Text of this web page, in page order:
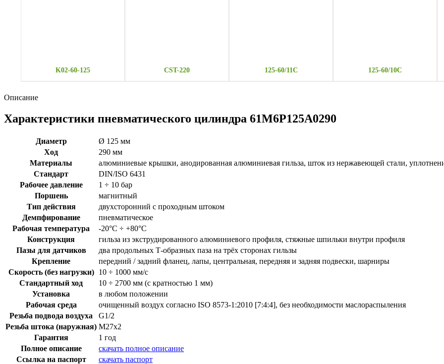
K02-60-125 CST-220 125-60/11C 125-60/10C
Описание
Характеристики пневматического цилиндра 61M6P125A0290
Диаметр
Ø 125 мм
Ход
290 мм
Материалы
алюминиевые крышки, анодированная алюминиевая гильза, шток из нержавеющей стали,
Стандарт
DIN/ISO 6431
Рабочее давление
1 ÷ 10 бар
Поршень
магнитный
Тип действия
двухсторонний с проходным штоком
Демпфирование
пневматическое
Рабочая температура
-20°C ÷ +80°C
Конструкция
гильза из экструдированного алюминиевого профиля, стяжные шпильки внутри профиля
Пазы для датчиков
два продольных Т-образных паза на трёх сторонах гильзы
Крепление
передний / задний фланец, лапы, центральная, передняя и задняя подвески, шарниры
Скорость (без нагрузки)
10 ÷ 1000 мм/с
Стандартный ход
10 ÷ 2700 мм (с кратностью 1 мм)
Установка
в любом положении
Рабочая среда
очищенный воздух согласно ISO 8573-1:2010 [7:4:4], без необходимости маслораспыления
Резьба подвода воздуха
G1/2
Резьба штока (наружная) M27x2
Гарантия
1 год
Полное описание
скачать полное описание
Ссылка на паспорт
скачать паспорт